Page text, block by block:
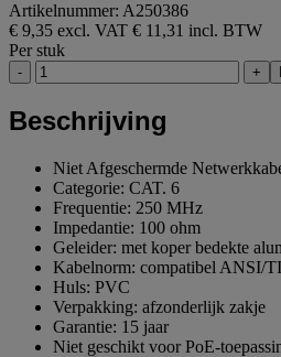
Artikelnummer: A250386
€ 9,35 excl. VAT € 11,31 incl. BTW
Per stuk
- +
Beschrijving
Niet Afgeschermde
Categorie: CAT. 6
Frequentie: 250 MHz
Impedantie: 100 ohm
Geleider: met koper bedekte
Kabelnorm: compatibel ANSI/
Huls: PVC
Verpakking: afzonderlijk zakje
Garantie: 15 jaar
Niet geschikt voor PoE-